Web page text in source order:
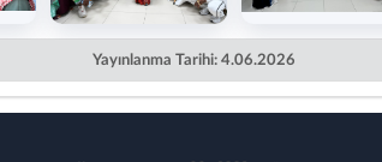
Yayınlanma Tarihi: 4.06.2026